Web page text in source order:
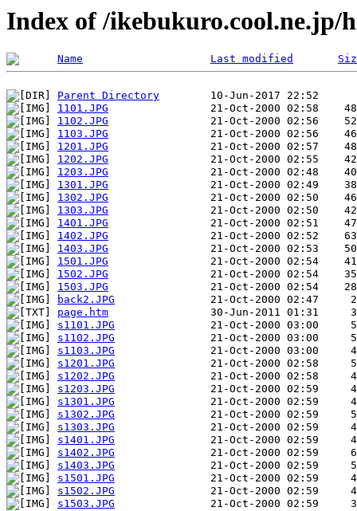
Index of /ikebukuro.cool.ne.jp/
Name Last modified
Parent Directory
1101.JPG
1102.JPG
1103.JPG
1201.JPG
1202.JPG
1203.JPG
1301.JPG
1302.JPG
1303.JPG
1401.JPG
1402.JPG
1403.JPG
1501.JPG
1502.JPG
1503.JPG
back2.JPG
page.htm
s1101.JPG
s1102.JPG
s1103.JPG
s1201.JPG
s1202.JPG
s1203.JPG
s1301.JPG
s1302.JPG
s1303.JPG
s1401.JPG
s1402.JPG
s1403.JPG
s1501.JPG
s1502.JPG
s1503.JPG